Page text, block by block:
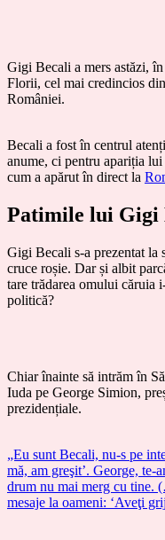
Gigi Becali a mers astăzi,
Florii, cel mai credincios
României.
Becali a fost în centrul
anume, ci pentru apariția
cum a apărut în direct la
Patimile lui Gigi
Gigi Becali s-a prezentat la
cruce roșie. Dar și albit
tare trădarea omului căruia
politică?
Chiar înainte să intrăm în
Iuda pe George Simion,
prezidențiale.
„Eu sunt Becali, nu-s pe
mă, am greşit’. George, te-
drum nu mai merg cu
mesaje la oameni: ‘Aveţi